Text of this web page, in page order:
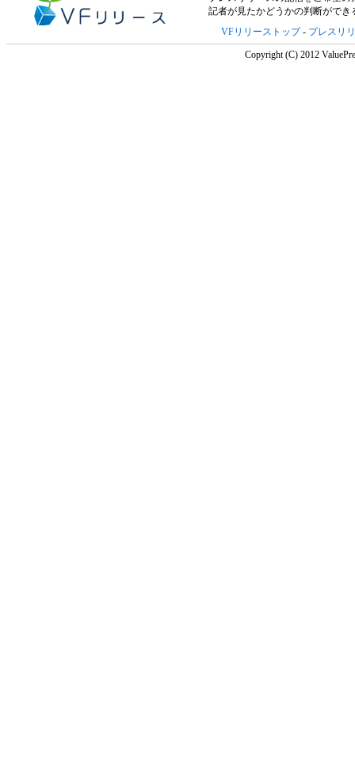
記者が見たかどうかの判断がで
VFリリーストップ- プレスリ
Copyright (C) 2012